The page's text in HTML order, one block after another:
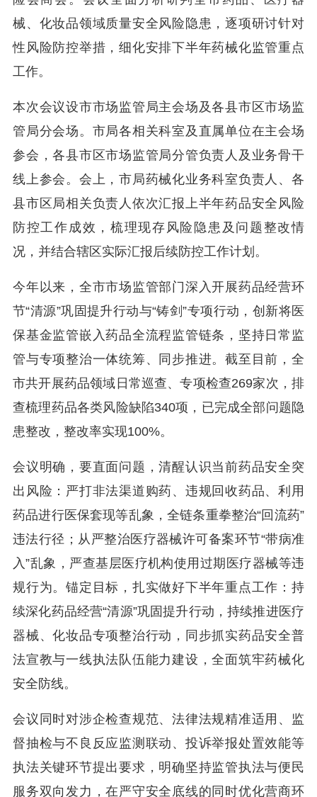
械、化妆品领域质量安全风险隐患，逐项研讨针对
性风险防控举措，细化安排下半年药械化监管重点
工作。
本次会议设市市场监管局主会场及各县市区市场监
管局分会场。市局各相关科室及直属单位在主会场
参会，各县市区市场监管局分管负责人及业务骨干
线上参会。会上，市局药械化业务科室负责人、各
县市区局相关负责人依次汇报上半年药品安全风险
防控工作成效，梳理现存风险隐患及问题整改情
况，并结合辖区实际汇报后续防控工作计划。
今年以来，全市市场监管部门深入开展药品经营环
节“清源”巩固提升行动与“铸剑”专项行动，创新将医
保基金监管嵌入药品全流程监管链条，坚持日常监
管与专项整治一体统筹、同步推进。截至目前，全
市共开展药品领域日常巡查、专项检查269家次，排
查梳理药品各类风险缺陷340项，已完成全部问题隐
患整改，整改率实现100%。
会议明确，要直面问题，清醒认识当前药品安全突
出风险：严打非法渠道购药、违规回收药品、利用
药品进行医保套现等乱象，全链条重拳整治“回流药”
违法行径；从严整治医疗器械许可备案环节“带病准
入”乱象，严查基层医疗机构使用过期医疗器械等违
规行为。锚定目标，扎实做好下半年重点工作：持
续深化药品经营“清源”巩固提升行动，持续推进医疗
器械、化妆品专项整治行动，同步抓实药品安全普
法宣教与一线执法队伍能力建设，全面筑牢药械化
安全防线。
会议同时对涉企检查规范、法律法规精准适用、监
督抽检与不良反应监测联动、投诉举报处置效能等
执法关键环节提出要求，明确坚持监管执法与便民
服务双向发力，在严守安全底线的同时优化营商环